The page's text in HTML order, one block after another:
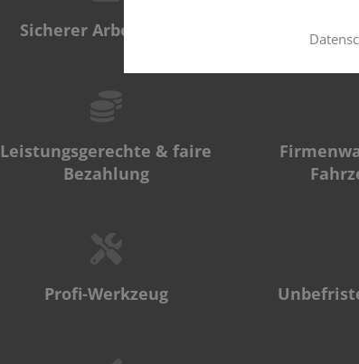
Sicherer Arbeitsplatz
Leistungsgerechte & faire
Bezahlung
Profi-Werkzeug